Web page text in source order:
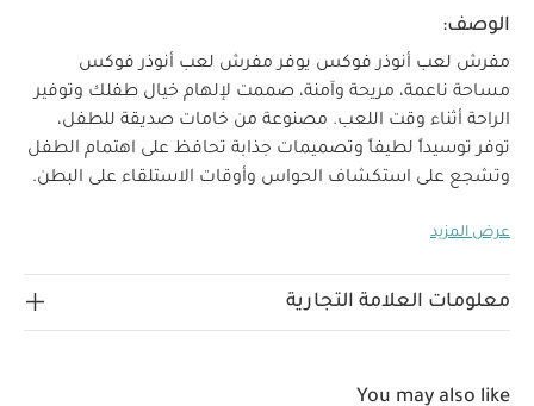
الوصف:
مفرش لعب أنوذر فوكس يوفر مفرش لعب أنوذر فوكس
مساحة ناعمة، مريحة وآمنة، صممت لإلهام خيال طفلك وتوفير
الراحة أثناء وقت اللعب. مصنوعة من خامات صديقة للطفل،
توفر توسيداً لطيفاً وتصميمات جذابة تحافظ على اهتمام الطفل
وتشجع على استكشاف الحواس وأوقات الاستلقاء على البطن.
للاستخدام داخل المنزل أو خارجه، وداعمة لنمو الطفل وتطوره
مضادة للحساسية وقابلة للتنفس
مبطنة لتوفير راحة وأمان
عرض المزيد
معلومات العلامة التجارية
You may also like